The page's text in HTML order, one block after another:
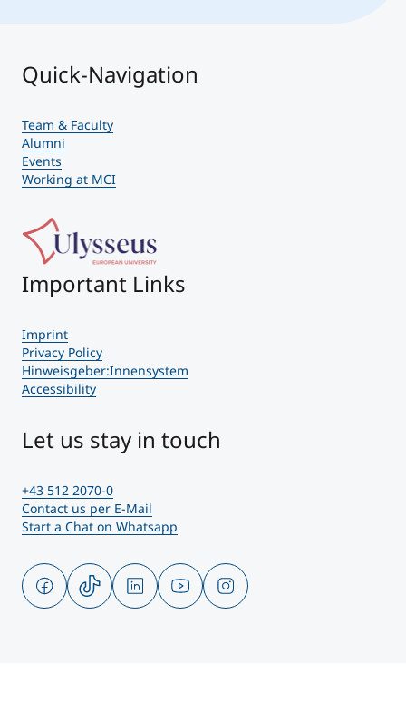
Quick-Navigation
Team & Faculty
Alumni
Events
Working at MCI
Important Links
Imprint
Privacy Policy
Hinweisgeber:Innensystem
Accessibility
Let us stay in touch
+43 512 2070-0
Contact us per E-Mail
Start a Chat on Whatsapp